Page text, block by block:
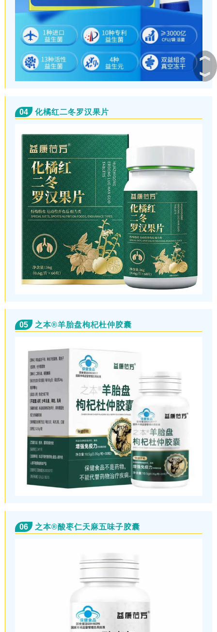
04 化橘红二冬罗汉果片
05 之本®羊胎盘枸杞杜仲胶囊
06 之本®酸枣仁天麻五味子胶囊
︽
︾